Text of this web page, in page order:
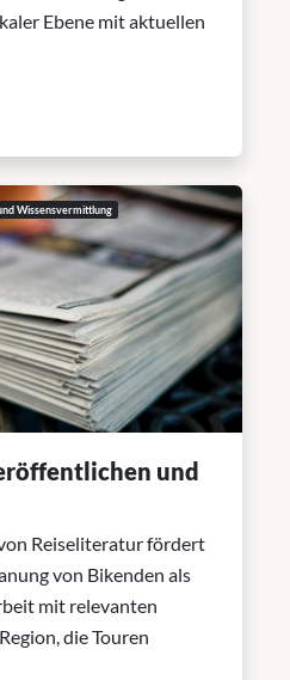
Ebene mit aktuellen
Wissensvermittlung
und
Reiseliteratur fördert
von Bikenden als
mit relevanten
die Touren